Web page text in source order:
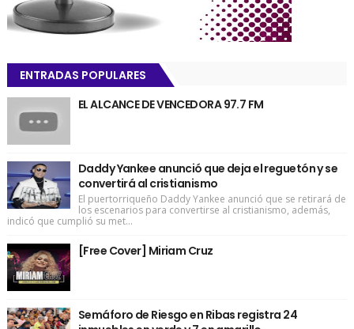
ENTRADAS POPULARES
EL ALCANCE DE VENCEDORA 97.7 FM
Daddy Yankee anunció que deja el reguetón y se
convertirá al cristianismo
El puertorriqueño Daddy Yankee anunció que se retirará de
los escenarios para convertirse al cristianismo, además,
indicó que cumplió su met...
[Free Cover] Miriam Cruz
Semáforo de Riesgo en Ribas registra 24